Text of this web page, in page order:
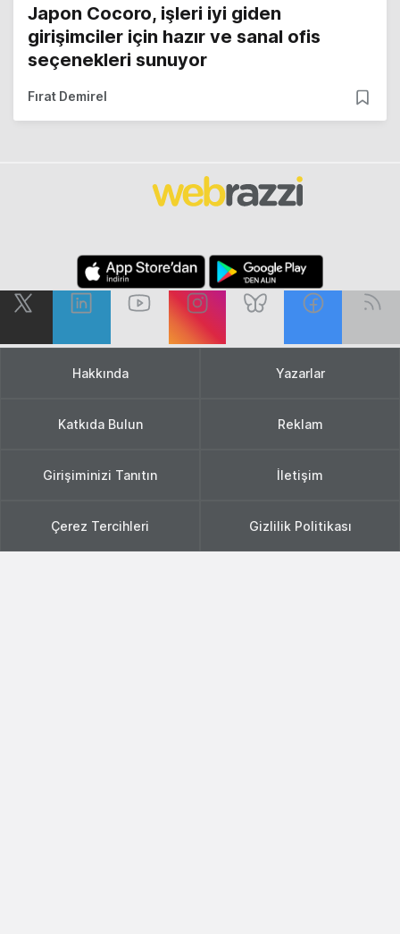
Japon Cocoro, işleri iyi giden
girişimciler için hazır ve sanal ofis
seçenekleri sunuyor
Fırat Demirel
Hakkında Yazarlar
Katkıda Bulun Reklam
Girişiminizi Tanıtın İletişim
Çerez Tercihleri Gizlilik Politikası